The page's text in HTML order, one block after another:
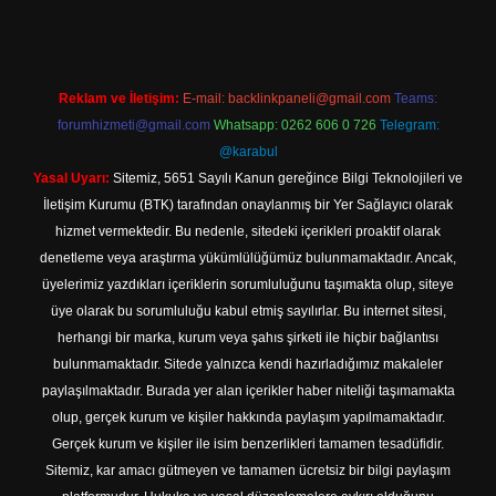
Reklam ve İletişim: E-mail: backlinkpaneli@gmail.com Teams:
forumhizmeti@gmail.com Whatsapp: 0262 606 0 726 Telegram:
@karabul
Yasal Uyarı: Sitemiz, 5651 Sayılı Kanun gereğince Bilgi Teknolojileri ve
İletişim Kurumu (BTK) tarafından onaylanmış bir Yer Sağlayıcı olarak
hizmet vermektedir. Bu nedenle, sitedeki içerikleri proaktif olarak
denetleme veya araştırma yükümlülüğümüz bulunmamaktadır. Ancak,
üyelerimiz yazdıkları içeriklerin sorumluluğunu taşımakta olup, siteye
üye olarak bu sorumluluğu kabul etmiş sayılırlar. Bu internet sitesi,
herhangi bir marka, kurum veya şahıs şirketi ile hiçbir bağlantısı
bulunmamaktadır. Sitede yalnızca kendi hazırladığımız makaleler
paylaşılmaktadır. Burada yer alan içerikler haber niteliği taşımamakta
olup, gerçek kurum ve kişiler hakkında paylaşım yapılmamaktadır.
Gerçek kurum ve kişiler ile isim benzerlikleri tamamen tesadüfidir.
Sitemiz, kar amacı gütmeyen ve tamamen ücretsiz bir bilgi paylaşım